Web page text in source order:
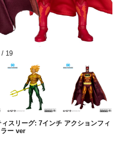
/ 19
スリーグ: 7インチ アクションフィ
ラー ver